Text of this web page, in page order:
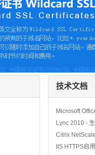
技术文档
Microsoft
Lync 2010 -
Citrix
IIS HTTPS启